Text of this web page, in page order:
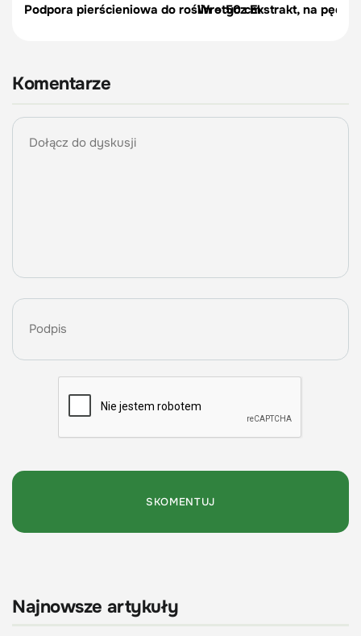
Podpora pierścieniowa do roślin – 50 cm
Wrotycz Ekstrakt, na
Komentarze
Najnowsze artykuły